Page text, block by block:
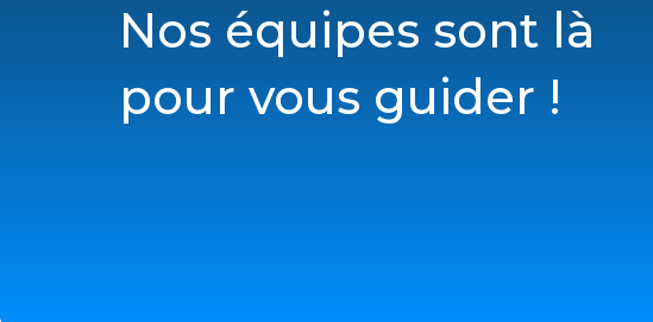
Nos équipes sont là
pour vous guider !